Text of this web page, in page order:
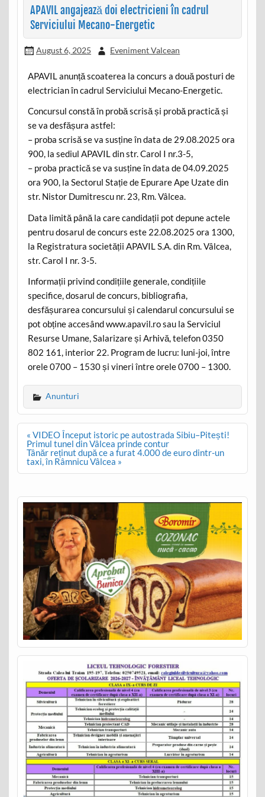
APAVIL angajează doi electricieni în cadrul
Serviciului Mecano-Energetic
August 6, 2025 Eveniment Valcean
APAVIL anunță scoaterea la concurs a două posturi de
electrician în cadrul Serviciului Mecano-Energetic.
Concursul constă în probă scrisă și probă practică și
se va desfășura astfel:
– proba scrisă se va susține în data de 29.08.2025 ora
900, la sediul APAVIL din str. Carol I nr.3-5,
– proba practică se va susține în data de 04.09.2025
ora 900, la Sectorul Stație de Epurare Ape Uzate din
str. Nistor Dumitrescu nr. 23, Rm. Vâlcea.
Data limită până la care candidații pot depune actele
pentru dosarul de concurs este 22.08.2025 ora 1300,
la Registratura societății APAVIL S.A. din Rm. Vâlcea,
str. Carol I nr. 3-5.
Informații privind condițiile generale, condițiile
specifice, dosarul de concurs, bibliografia,
desfășurarea concursului și calendarul concursului se
pot obține accesând www.apavil.ro sau la Serviciul
Resurse Umane, Salarizare și Arhivă, telefon 0350
802 161, interior 22. Program de lucru: luni-joi, între
orele 0700 – 1530 și vineri între orele 0700 – 1300.
Anunturi
Post
navigation
« VIDEO Început istoric pe autostrada Sibiu–Pitești!
Primul tunel din Vâlcea prinde contur
Tânăr reținut după ce a furat 4.000 de euro dintr-un
taxi, în Râmnicu Vâlcea »